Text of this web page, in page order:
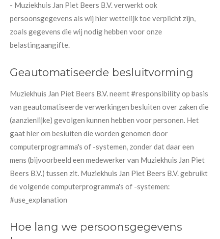
- Muziekhuis Jan Piet Beers B.V. verwerkt ook
persoonsgegevens als wij hier wettelijk toe verplicht zijn,
zoals gegevens die wij nodig hebben voor onze
belastingaangifte.
Geautomatiseerde besluitvorming
Muziekhuis Jan Piet Beers B.V. neemt #responsibility op basis
van geautomatiseerde verwerkingen besluiten over zaken die
(aanzienlijke) gevolgen kunnen hebben voor personen. Het
gaat hier om besluiten die worden genomen door
computerprogramma's of -systemen, zonder dat daar een
mens (bijvoorbeeld een medewerker van Muziekhuis Jan Piet
Beers B.V.) tussen zit. Muziekhuis Jan Piet Beers B.V. gebruikt
de volgende computerprogramma's of -systemen:
#use_explanation
Hoe lang we persoonsgegevens